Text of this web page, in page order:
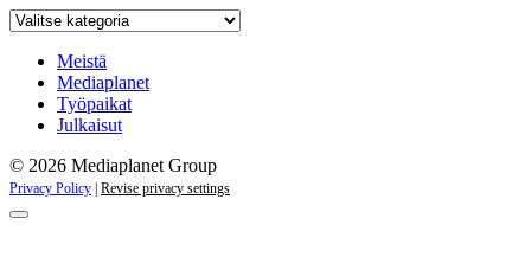
Katso
kampanjat
Meistä
Mediaplanet
Työpaikat
Julkaisut
© 2026 Mediaplanet Group
Privacy Policy Revise privacy settings